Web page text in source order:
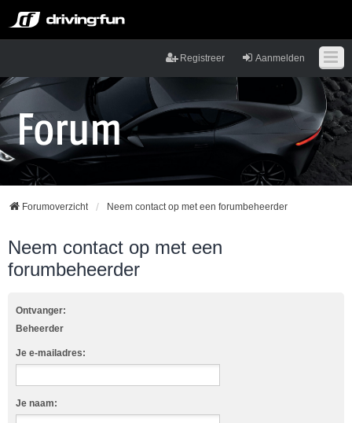
Aanmelden
Registreer
Forumoverzicht Neem contact op met een forumbeheerder
Neem contact op met een
forumbeheerder
Ontvanger:
Beheerder
Je e-mailadres:
Je naam: